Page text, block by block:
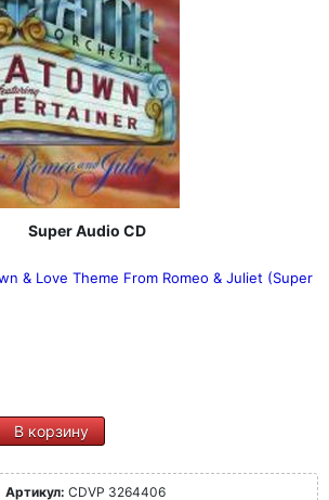
Super Audio CD
& Love Theme From Romeo & Juliet (Super
В корзину
Артикул: CDVP 3264406